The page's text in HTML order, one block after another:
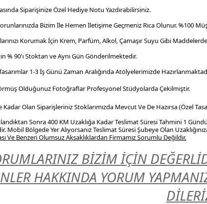
Siparişinize Özel Hediye Notu Yazdırabilirsiniz.
Bizim İle Hemen İletişime Geçmeniz Rica Olunur. %100
Korumak İçin Krem, Parfüm, Alkol, Çamaşır Suyu Gibi
% 90'ı Stoktan ve Aynı Gün Gönderilmektedir.
1-3 İş Günü Zaman Aralığında Atölyelerimizde
Olduğunuz Fotoğraflar ProfesyonelStüdyolarda Çekilmiştir.
Kadar Olan Siparişleriniz Stoklarımızda Mevcut Ve De Hazırsa (Özel
Sonra 400 KM Uzaklığa Kadar Teslimat Süresi Tahmini 1
Mobil Bölgede Yer Alıyorsanız Teslimat Süresi Şubeye Olan
Ve Benzeri Olumsuz Aksaklıklardan Firmamız Sorumlu Değildir.
BİZİM İÇİN
HAKKINDA YORUM